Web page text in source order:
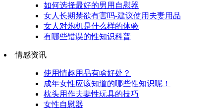
如何选择最好的男用自慰器
女人长期禁欲有害吗-建议使用夫妻用品
女人对炮机是什么样的体验
有哪些错误的性知识科普
情感资讯
使用情趣用品有啥好处？
成年女性应该知道的哪些性知识呢！
枕头用作夫妻性玩具的技巧
女性自慰器​